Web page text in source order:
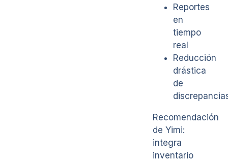
Reportes
en
tiempo
real
Reducción
drástica
de
Recomendación
de Yimi:
integra
inventario